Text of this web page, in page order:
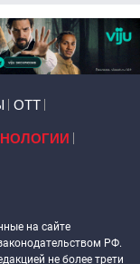
ОТТ
на сайте
РФ.
не более трети